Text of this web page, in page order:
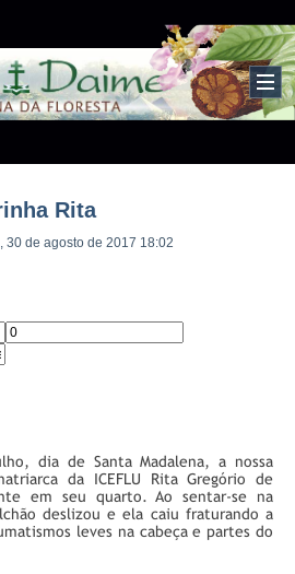
Rita
30 de agosto de 2017 18:02
dia de Santa Madalena, a nossa
da ICEFLU Rita Gregório de
em seu quarto. Ao sentar-se na
deslizou e ela caiu fraturando a
leves na cabeça e partes do